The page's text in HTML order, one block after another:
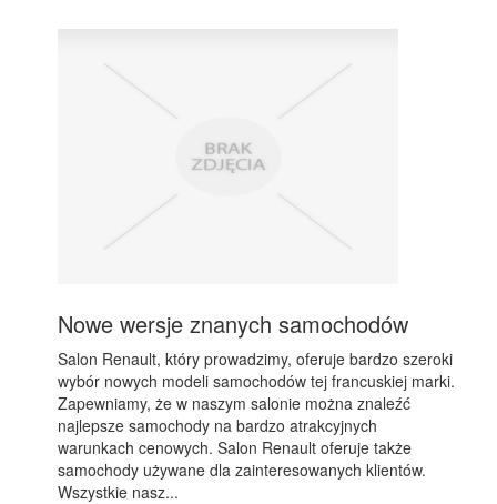
Nowe wersje znanych samochodów
Salon Renault, który prowadzimy, oferuje bardzo szeroki
wybór nowych modeli samochodów tej francuskiej marki.
Zapewniamy, że w naszym salonie można znaleźć
najlepsze samochody na bardzo atrakcyjnych
warunkach cenowych. Salon Renault oferuje także
samochody używane dla zainteresowanych klientów.
Wszystkie nasz...